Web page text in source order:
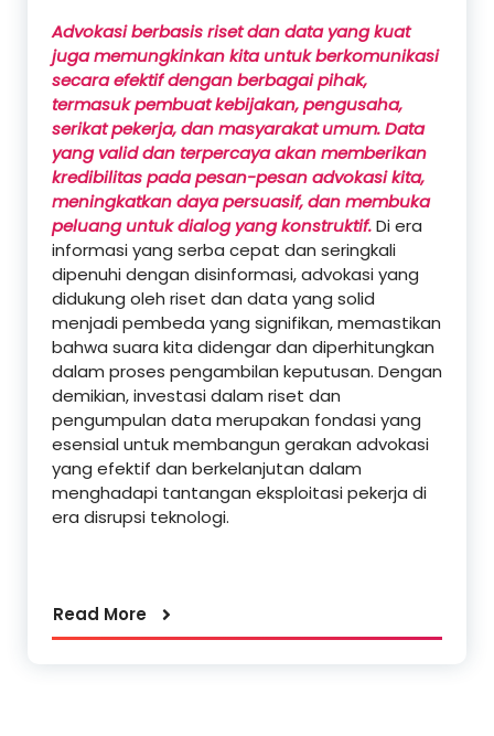
Advokasi berbasis riset dan data yang kuat
juga memungkinkan kita untuk berkomunikasi
secara efektif dengan berbagai pihak,
termasuk pembuat kebijakan, pengusaha,
serikat pekerja, dan masyarakat umum. Data
yang valid dan terpercaya akan memberikan
kredibilitas pada pesan-pesan advokasi kita,
meningkatkan daya persuasif, dan membuka
peluang untuk dialog yang konstruktif.Di era
informasi yang serba cepat dan seringkali
dipenuhi dengan disinformasi, advokasi yang
didukung oleh riset dan data yang solid
menjadi pembeda yang signifikan, memastikan
bahwa suara kita didengar dan diperhitungkan
dalam proses pengambilan keputusan. Dengan
demikian, investasi dalam riset dan
pengumpulan data merupakan fondasi yang
esensial untuk membangun gerakan advokasi
yang efektif dan berkelanjutan dalam
menghadapi tantangan eksploitasi pekerja di
era disrupsi teknologi.
Read More